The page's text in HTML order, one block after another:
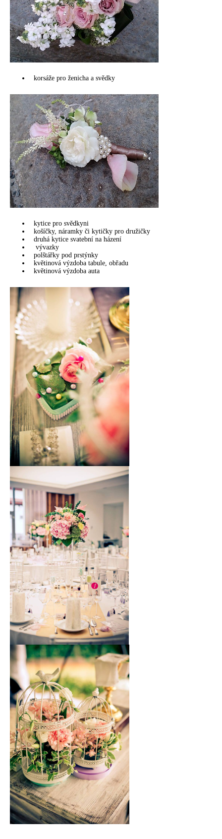
korsáže pro ženicha a svědky
kytice pro svědkyni
košíčky, náramky či kytičky pro družičky
druhá kytice svatební na házení
vývazky
polštářky pod prstýnky
květinová výzdoba tabule, obřadu
květinová výzdoba auta